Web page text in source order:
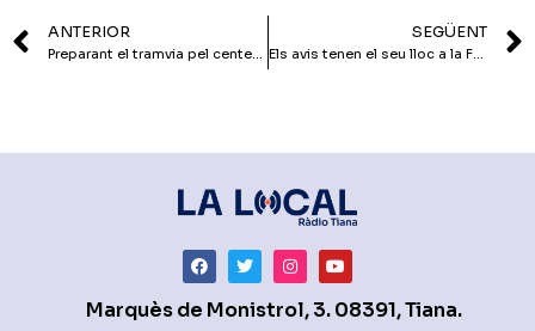
ANTERIOR
Preparant el tramvia pel centenari
SEGÜENT
Els avis tenen el seu lloc a la Festa Major
Marquès de Monistrol, 3. 08391, Tiana.